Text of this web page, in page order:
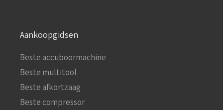
Aankoopgidsen
Beste accuboormachine
Beste multitool
Beste afkortzaag
Beste compressor